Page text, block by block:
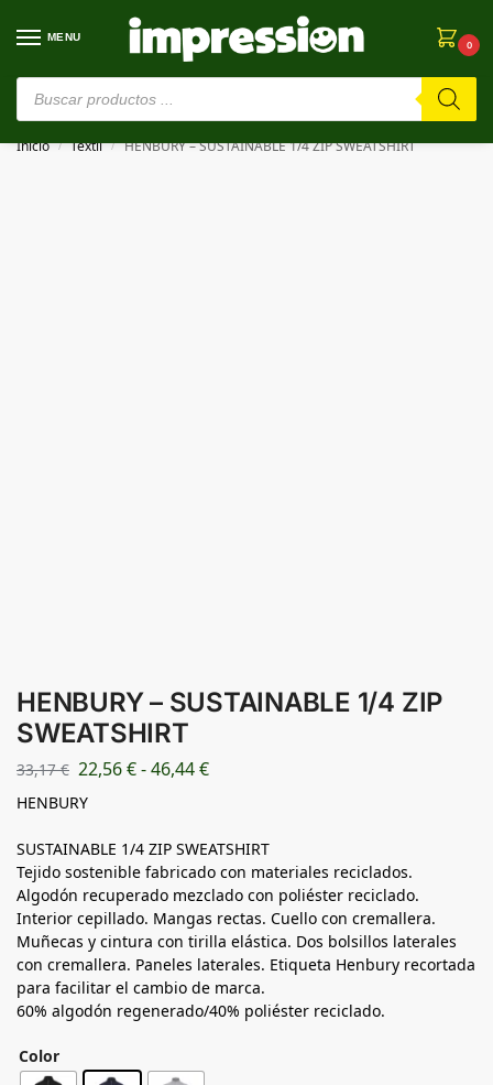
MENU
0
⚠️ Estamos en pruebas. Si algo falla, ¡Perdón!⚠️
Inicio / Textil / HENBURY – SUSTAINABLE 1/4 ZIP SWEATSHIRT
HENBURY – SUSTAINABLE 1/4 ZIP
SWEATSHIRT
33,17€ 22,56€-46,44€
HENBURY
SUSTAINABLE 1/4 ZIP SWEATSHIRT
Tejido sostenible fabricado con materiales reciclados.
Algodón recuperado mezclado con poliéster reciclado.
Interior cepillado. Mangas rectas. Cuello con cremallera.
Muñecas y cintura con tirilla elástica. Dos bolsillos laterales
con cremallera. Paneles laterales. Etiqueta Henbury recortada
para facilitar el cambio de marca.
60% algodón regenerado/40% poliéster reciclado.
Color